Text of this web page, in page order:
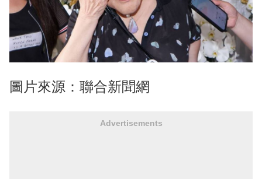
圖片來源：聯合新聞網
Advertisements